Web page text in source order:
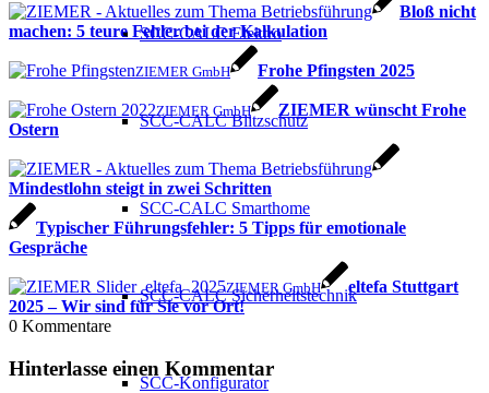
SCC-CALC Elektro
SCC-CALC Blitzschutz
SCC-CALC Smarthome
SCC-CALC Sicherheitstechnik
SCC-Konfigurator
Bloß nicht
machen: 5 teure Fehler bei der Kalkulation
ZIEMER GmbH Frohe Pfingsten 2025
ZIEMER GmbH
ZIEMER wünscht Frohe
Ostern
Mindestlohn steigt in zwei Schritten
Typischer Führungsfehler: 5 Tipps für emotionale
Gespräche
ZIEMER GmbH
eltefa Stuttgart
2025 – Wir sind für Sie vor Ort!
0 Kommentare
Hinterlasse einen Kommentar